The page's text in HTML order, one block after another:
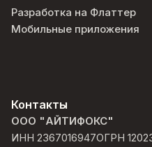
Разработка на Флаттер
Мобильные приложения
Контакты
ООО "АЙТИФОКС"
ИНН 2367016947ОГРН